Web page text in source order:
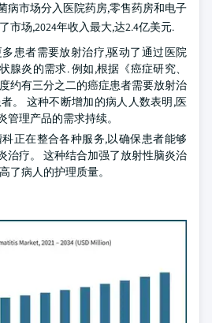
病市场分入医院药房,零售药房和电子
市场,2024年收入最大,达2.4亿美元.
患者需要放射治疗,驱动了通过医院
腺炎的需求. 例如,根据《癌症研究、
约有三分之二的癌症患者需要放射治
。 这种不断增加的病人人数表明,医
理产品的需求持续。
正在整合各种服务,以确保患者能够
治疗。 这种结合加强了放射性脑炎治
了病人的护理质量。